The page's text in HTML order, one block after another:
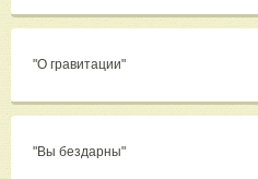
"О гравитации"
"Вы бездарны"